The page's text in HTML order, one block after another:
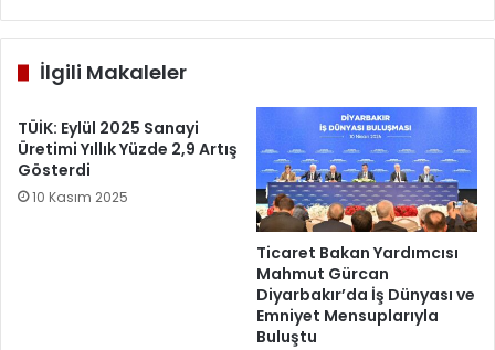
İlgili Makaleler
TÜİK: Eylül 2025 Sanayi
Üretimi Yıllık Yüzde 2,9 Artış
Gösterdi
10 Kasım 2025
Ticaret Bakan Yardımcısı
Mahmut Gürcan
Diyarbakır’da İş Dünyası ve
Emniyet Mensuplarıyla
Buluştu